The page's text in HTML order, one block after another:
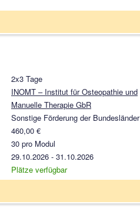
2x3 Tage
INOMT – Institut für Osteopathie und
Manuelle Therapie GbR
Sonstige Förderung der Bundesländer
460,00 €
30 pro Modul
29.10.2026 - 31.10.2026
Plätze verfügbar